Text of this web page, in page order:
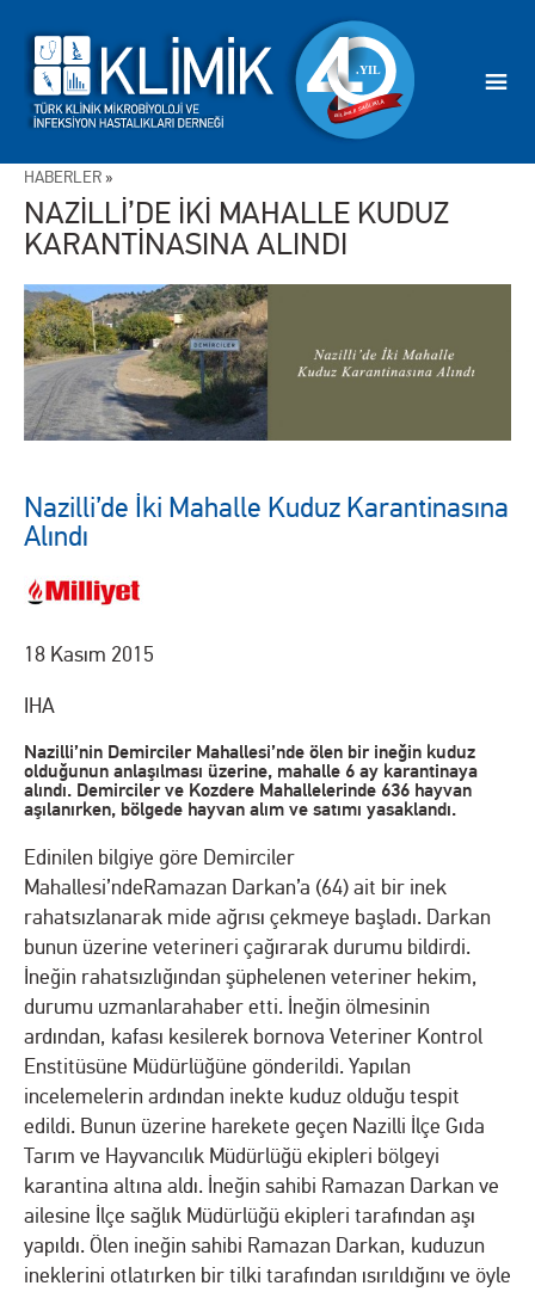
HABERLER »
NAZİLLİ’DE İKİ MAHALLE KUDUZ
KARANTİNASINA ALINDI
Nazilli’de İki Mahalle Kuduz Karantinasına
Alındı
18 Kasım 2015
IHA
Nazilli’nin Demirciler Mahallesi’nde ölen bir ineğin kuduz
olduğunun anlaşılması üzerine, mahalle 6 ay karantinaya
alındı. Demirciler ve Kozdere Mahallelerinde 636 hayvan
aşılanırken, bölgede hayvan alım ve satımı yasaklandı.
Edinilen bilgiye göre Demirciler
Mahallesi’ndeRamazan Darkan’a (64) ait bir inek
rahatsızlanarak mide ağrısı çekmeye başladı. Darkan
bunun üzerine veterineri çağırarak durumu bildirdi.
İneğin rahatsızlığından şüphelenen veteriner hekim,
durumu uzmanlarahaber etti. İneğin ölmesinin
ardından, kafası kesilerek bornova Veteriner Kontrol
Enstitüsüne Müdürlüğüne gönderildi. Yapılan
incelemelerin ardından inekte kuduz olduğu tespit
edildi. Bunun üzerine harekete geçen Nazilli İlçe Gıda
Tarım ve Hayvancılık Müdürlüğü ekipleri bölgeyi
karantina altına aldı. İneğin sahibi Ramazan Darkan ve
ailesine İlçe sağlık Müdürlüğü ekipleri tarafından aşı
yapıldı. Ölen ineğin sahibi Ramazan Darkan, kuduzun
ineklerini otlatırken bir tilki tarafından ısırıldığını ve öyle